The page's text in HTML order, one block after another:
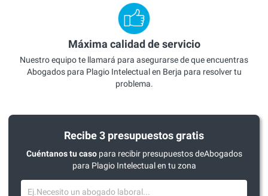
Máxima calidad de servicio
Nuestro equipo te llamará para asegurarse de que encuentras
Abogados para Plagio Intelectual en Berja para resolver tu
problema.
Recibe 3 presupuestos gratis
Cuéntanos tu casopara recibir presupuestos deAbogados
para Plagio Intelectual en tu zona